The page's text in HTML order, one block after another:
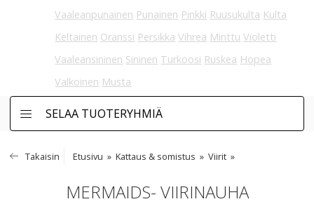
Vaaleanpunainen Punainen Pinkki Ruusukulta Kulta
Keltainen Oranssi Persikka Vihreä Minttu Violetti
Vaaleansininen Sininen Turkoosi Ruskea Hopea
Valkoinen Musta
SELAA TUOTERYHMIÄ
Takaisin Etusivu Kattaus & somistus Viirit
MERMAIDS- VIIRINAUHA